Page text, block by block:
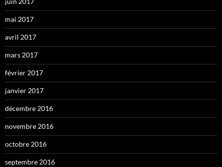
mai 2017
avril 2017
mars 2017
février 2017
janvier 2017
décembre 2016
novembre 2016
octobre 2016
septembre 2016